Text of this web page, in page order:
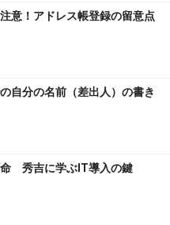
意！アドレス帳登録の留意点
自分の名前（差出人）の書き
秀吉に学ぶIT導入の鍵